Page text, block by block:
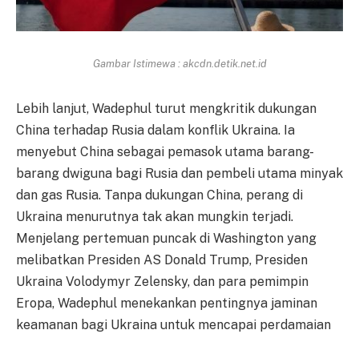
Gambar Istimewa : akcdn.detik.net.id
Lebih lanjut, Wadephul turut mengkritik dukungan
China terhadap Rusia dalam konflik Ukraina. Ia
menyebut China sebagai pemasok utama barang-
barang dwiguna bagi Rusia dan pembeli utama minyak
dan gas Rusia. Tanpa dukungan China, perang di
Ukraina menurutnya tak akan mungkin terjadi.
Menjelang pertemuan puncak di Washington yang
melibatkan Presiden AS Donald Trump, Presiden
Ukraina Volodymyr Zelensky, dan para pemimpin
Eropa, Wadephul menekankan pentingnya jaminan
keamanan bagi Ukraina untuk mencapai perdamaian